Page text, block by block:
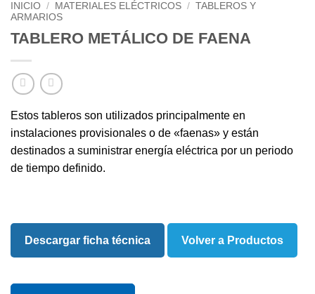
INICIO / MATERIALES ELÉCTRICOS / TABLEROS Y
ARMARIOS
TABLERO METÁLICO DE FAENA
Estos tableros son utilizados principalmente en
instalaciones provisionales o de «faenas» y están
destinados a suministrar energía eléctrica por un periodo
de tiempo definido.
Descargar ficha técnica Volver a Productos